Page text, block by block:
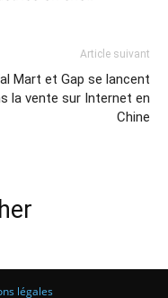
Article suivant
Mart et Gap se lancent
la vente sur Internet en
Chine
légales